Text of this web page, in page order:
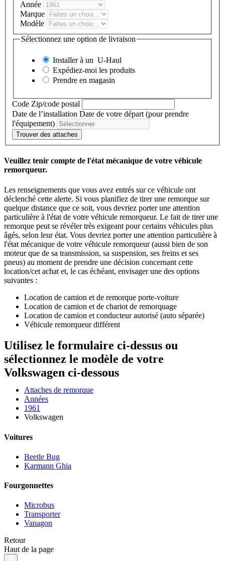
Année
Marque
Modèle
Sélectionnez une option de livraison
Installer à un U-Haul
Expédiez-moi les produits
Prendre en magasin
Code Zip/code postal
Date de l’installation Date de votre départ (pour prendre
l'équipement)
Trouver des attaches
Veuillez tenir compte de l'état mécanique de votre véhicule
remorqueur.
Les renseignements que vous avez entrés sur ce véhicule ont
déclenché cette alerte. Si vous planifiez de tirer une remorque sur
quelque distance que ce soit, vous devriez porter une attention
particulière à l'état de votre véhicule remorqueur. Le fait de tirer une
remorque peut se révéler très exigeant pour certains véhicules plus
âgés, selon leur état. Vous devriez porter une attention particulière à
l'état mécanique de votre véhicule remorqueur (aussi bien de son
moteur que de sa transmission, sa suspension, ses freins et ses
pneus) au moment de prendre une décision concernant cette
location/cet achat et, le cas échéant, envisager une des options
suivantes :
Location de camion et de remorque porte-voiture
Location de camion et de chariot de remorquage
Location de camion et conducteur autorisé (auto séparée)
Véhicule remorqueur différent
Utilisez le formulaire ci-dessus ou
sélectionnez le modèle de votre
Volkswagen ci-dessous
Attaches de remorque
Années
1961
Volkswagen
Voitures
Beetle Bug
Karmann Ghia
Fourgonnettes
Microbus
Transporter
Vanagon
Retour
Haut de la page